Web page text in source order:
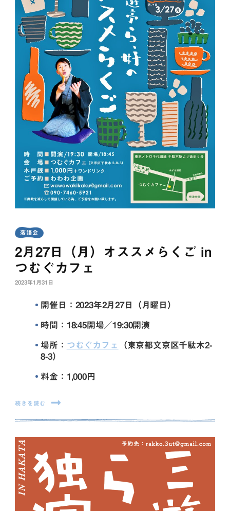
落語会
2月27日（月）オススメらくご in
つむぐカフェ
2023年1月31日
開催日：2023年2月27日（月曜日）
時間：18:45開場／19:30開演
場所： つむぐカフェ
（東京都文京区千駄木2-
8-3）
料金：1,000円
続きを読む